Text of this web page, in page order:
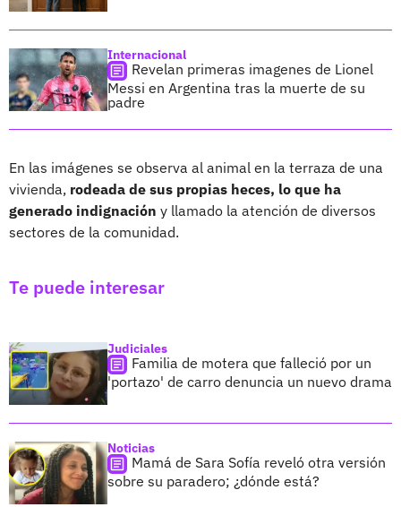
Internacional
Revelan primeras imagenes de Lionel
Messi en Argentina tras la muerte de su
padre
En las imágenes se observa al animal en la terraza de una
vivienda, rodeada de sus propias heces, lo que ha
generado indignación y llamado la atención de diversos
sectores de la comunidad.
Te puede interesar
Judiciales
Familia de motera que falleció por un
'portazo' de carro denuncia un nuevo drama
Noticias
Mamá de Sara Sofía reveló otra versión
sobre su paradero; ¿dónde está?